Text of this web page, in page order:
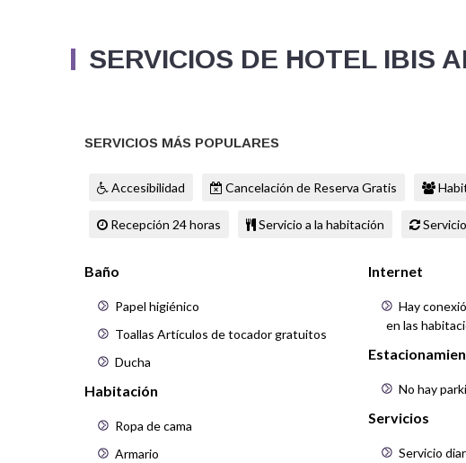
SERVICIOS DE HOTEL IBIS
SERVICIOS MÁS POPULARES
Accesibilidad Cancelación de Reserva Gratis
Recepción 24 horas Servicio a la habitación
Baño
Papel higiénico
Toallas Artículos de tocador gratuitos
Ducha
Habitación
Ropa de cama
Armario
Internet
Hay
en las
No hay
Servicios
Servicio